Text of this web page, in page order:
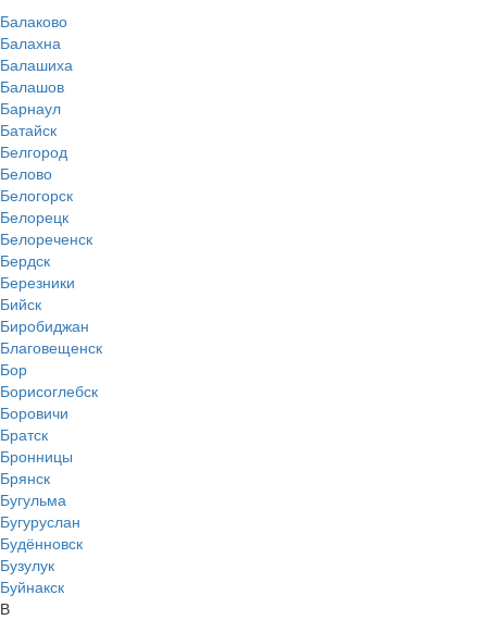
Балаково
Балахна
Балашиха
Балашов
Барнаул
Батайск
Белгород
Белово
Белогорск
Белорецк
Белореченск
Бердск
Березники
Бийск
Биробиджан
Благовещенск
Бор
Борисоглебск
Боровичи
Братск
Бронницы
Брянск
Бугульма
Бугуруслан
Будённовск
Бузулук
Буйнакск
В